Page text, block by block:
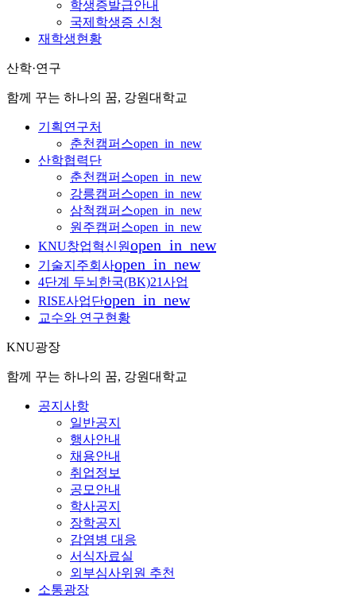
학생증발급안내
국제학생증 신청
재학생현황
산학·연구
함께 꾸는 하나의 꿈, 강원대학교
기획연구처
춘천캠퍼스open_in_new
산학협력단
춘천캠퍼스open_in_new
강릉캠퍼스open_in_new
삼척캠퍼스open_in_new
원주캠퍼스open_in_new
KNU창업혁신원open_in_new
기술지주회사open_in_new
4단계 두뇌한국(BK)21사업
RISE사업단open_in_new
교수와 연구현황
KNU광장
함께 꾸는 하나의 꿈, 강원대학교
공지사항
일반공지
행사안내
채용안내
취업정보
공모안내
학사공지
장학공지
감염병 대응
서식자료실
외부심사위원 추천
소통광장